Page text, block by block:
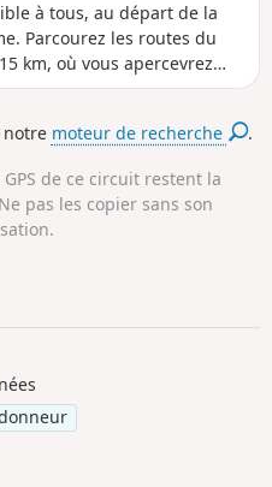
à tous, au départ de la
Parcourez les routes du
km, où vous apercevrez
des parties boisées.
notre moteur de recherche .
de ce circuit restent la
pas les copier sans son